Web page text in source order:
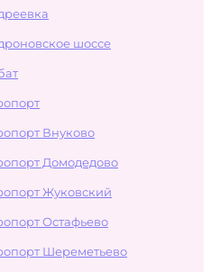
шоссе
Внуково
Домодедово
Жуковский
Остафьево
Шереметьево